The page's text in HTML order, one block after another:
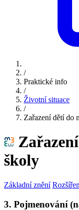
/
Praktické info
/
Životní situace
/
Zařazení dětí do
školy
Základní znění
3. Pojmenování